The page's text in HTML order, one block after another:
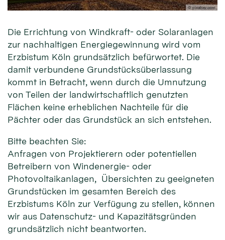
© pixabay.com
Die Errichtung von Windkraft- oder Solaranlagen
zur nachhaltigen Energiegewinnung wird vom
Erzbistum Köln grundsätzlich befürwortet. Die
damit verbundene Grundstücksüberlassung
kommt in Betracht, wenn durch die Umnutzung
von Teilen der landwirtschaftlich genutzten
Flächen keine erheblichen Nachteile für die
Pächter oder das Grundstück an sich entstehen.
Bitte beachten Sie:
Anfragen von Projektierern oder potentiellen
Betreibern von Windenergie- oder
Photovoltaikanlagen, Übersichten zu geeigneten
Grundstücken im gesamten Bereich des
Erzbistums Köln zur Verfügung zu stellen, können
wir aus Datenschutz- und Kapazitätsgründen
grundsätzlich nicht beantworten.